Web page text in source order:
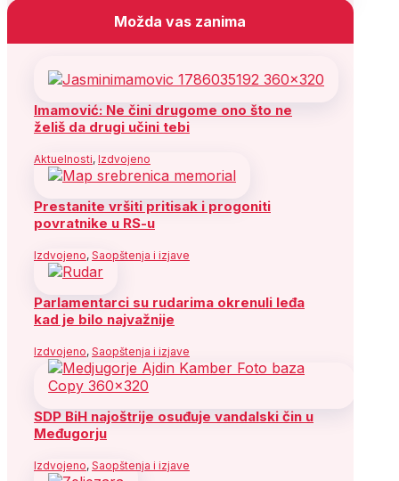
Možda vas zanima
Imamović: Ne čini drugome ono što ne
želiš da drugi učini tebi
Aktuelnosti, Izdvojeno
Prestanite vršiti pritisak i progoniti
povratnike u RS-u
Izdvojeno, Saopštenja i izjave
Parlamentarci su rudarima okrenuli leđa
kad je bilo najvažnije
Izdvojeno, Saopštenja i izjave
SDP BiH najoštrije osuđuje vandalski čin u
Međugorju
Izdvojeno, Saopštenja i izjave